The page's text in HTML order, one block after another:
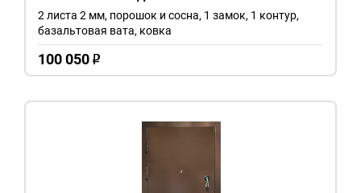
100 050 o
2 листа 2 мм, порошок и сосна, 1 замок, 1 контур,
базальтовая вата, ковка